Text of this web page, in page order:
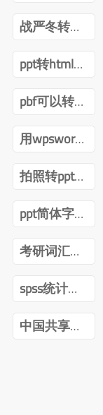
战严冬转观念ppt
ppt转html技术
pbf可以转ppt吗
用wpsword转ppt
拍照转ppt安卓
ppt简体字转繁体字全篇
考研词汇闪过2022版PDF
spss统计分析与数据挖掘第三版pdf
中国共享经济发展报告(2020)pdf